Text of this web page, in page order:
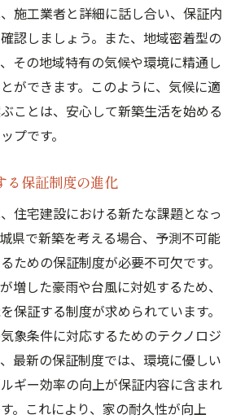
施工業者と詳細に話し合い、保証内
認しましょう。また、地域密着型の
その地域特有の気候や環境に精通し
ができます。このように、気候に適
ことは、安心して新築生活を始める
プです。
る保証制度の進化
住宅建設における新たな課題となっ
県で新築を考える場合、予測不可能
ための保証制度が必要不可欠です。
増した豪雨や台風に対処するため、
保証する制度が求められています。
象条件に対応するためのテクノロジ
最新の保証制度では、環境に優しい
ギー効率の向上が保証内容に含まれ
。これにより、家の耐久性が向上